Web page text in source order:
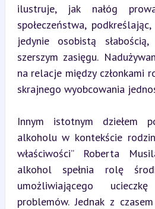
ilustruje, jak nałóg
społeczeństwa,
jedynie osobistą
szerszym zasięgu.
na relacje między członkami
skrajnego wyobcowania
Innym istotnym dziełem
alkoholu w kontekście
właściwości” Roberta
alkohol spełnia rolę
umożliwiającego
problemów. Jednak z